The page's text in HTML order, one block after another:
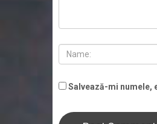
Salvează-mi numele,